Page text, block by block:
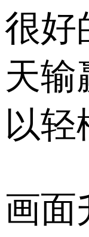
很好
天输
以轻
画面